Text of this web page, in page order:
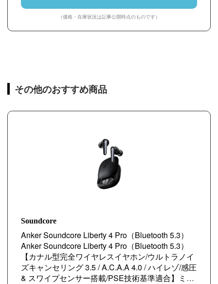
（価格・在庫状況は記事公開時点のものです）
その他のおすすめ商品
Soundcore
Anker Soundcore Liberty 4 Pro（Bluetooth 5.3）
Anker Soundcore Liberty 4 Pro（Bluetooth 5.3）
【カナル型完全ワイヤレスイヤホン/ウルトラノイ
ズキャンセリング 3.5 / A.C.A.A 4.0 / ハイレゾ/感圧
& スワイプセンサー搭載/PSE技術基準適合】ミッ